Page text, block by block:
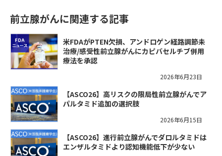
前立腺がんに関連する記事
米FDAがPTEN欠損、アンドロゲン経路調節未
治療/感受性前立腺がんにカピバセルチブ併用
療法を承認
2026年6月23日
【ASCO26】高リスクの限局性前立腺がんでア
パルタミド追加の選択肢
2026年6月15日
【ASCO26】進行前立腺がんでダロルタミドは
エンザルタミドより認知機能低下が少ない